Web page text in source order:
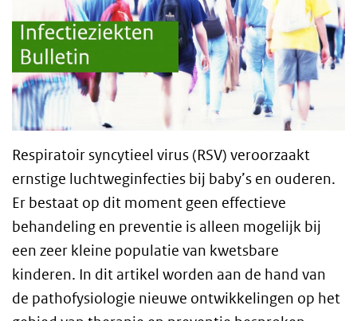
Respiratoir syncytieel virus (RSV) veroorzaakt
ernstige luchtweginfecties bij baby’s en ouderen.
Er bestaat op dit moment geen effectieve
behandeling en preventie is alleen mogelijk bij
een zeer kleine populatie van kwetsbare
kinderen. In dit artikel worden aan de hand van
de pathofysiologie nieuwe ontwikkelingen op het